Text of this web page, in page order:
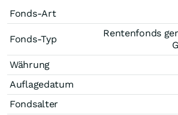
Fonds-Art
Fonds-Typ
Rentenfonds
Währung
Auflagedatum
Fondsalter